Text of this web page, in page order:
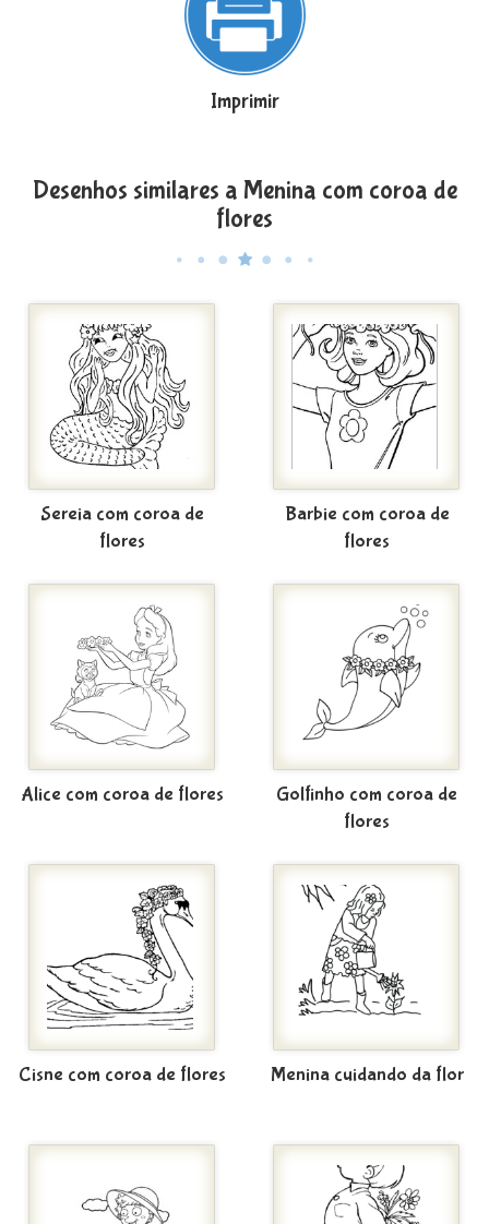
Imprimir
Desenhos similares a Menina com coroa de
flores
Sereia com coroa de
flores
Barbie com coroa de
flores
Alice com coroa de flores
Golfinho com coroa de
flores
Cisne com coroa de flores Menina cuidando da flor